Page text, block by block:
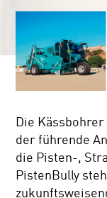
Die
der führende
die Pisten-,
PistenBully